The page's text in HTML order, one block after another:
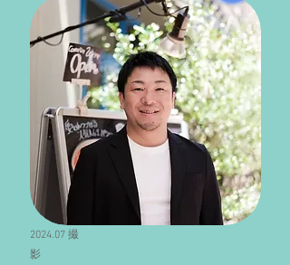
​2024.07 撮
影